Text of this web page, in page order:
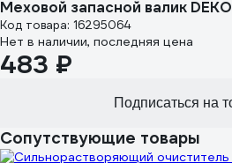
Меховой запасной валик
Код товара: 16295064
Нет в наличии, последняя цена
483 ₽
Подписаться на
Сопутствующие товары